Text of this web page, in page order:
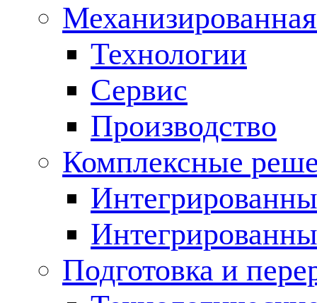
Технологии
Сервис
Производство
Комплексные
Подготовка и